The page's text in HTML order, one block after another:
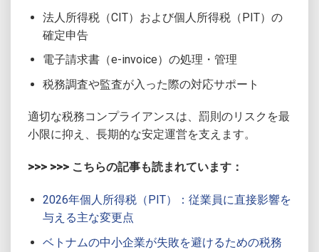
法人所得税（CIT）および個人所得税（PIT）の
確定申告
電子請求書（e-invoice）の処理・管理
税務調査や監査が入った際の対応サポート
適切な税務コンプライアンスは、罰則のリスクを最
小限に抑え、長期的な安定運営を支えます。
>>> >>> こちらの記事も読まれています：
2026年個人所得税（PIT）：従業員に直接影響を
与える主な変更点
ベトナムの中小企業が失敗を避けるための税務